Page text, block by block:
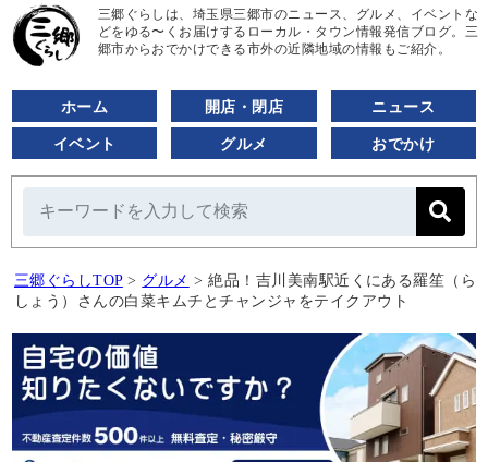
三郷ぐらしは、埼玉県三郷市のニュース、グルメ、イベントな
どをゆる〜くお届けするローカル・タウン情報発信ブログ。三
郷市からおでかけできる市外の近隣地域の情報もご紹介。
ホーム 開店・閉店 ニュース
イベント グルメ おでかけ
三郷ぐらしTOP > グルメ > 絶品！吉川美南駅近くにある羅笙（ら
しょう）さんの白菜キムチとチャンジャをテイクアウト